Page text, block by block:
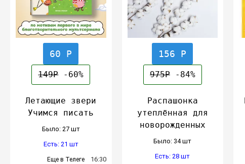
60 Р
149Р-60%
Летающие звери
Учимся писать
Было: 27 шт
Есть: 21 шт
Еще в Телеге 16:30
156 Р
975Р-84%
Распашонка
утеплённая для
новорожденных
Было: 34 шт
Есть: 28 шт